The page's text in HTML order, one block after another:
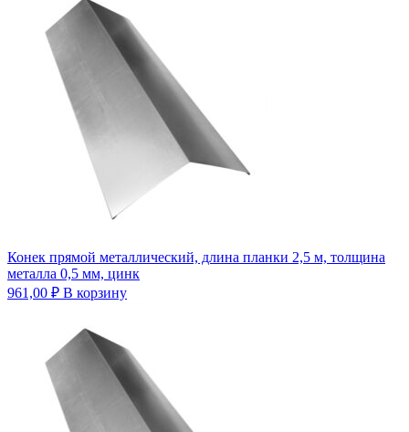
Конек прямой металлический, длина планки 2,5 м, толщина
металла 0,5 мм, цинк
961,00 ₽ В корзину